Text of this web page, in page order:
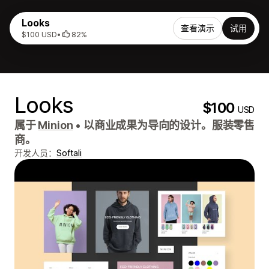
Looks
$100 USD• 82%
查看演示 试用
Looks $100USD
属于Minion • 以商业成果为导向的设计。服装零售
商。
开发人员： Softali